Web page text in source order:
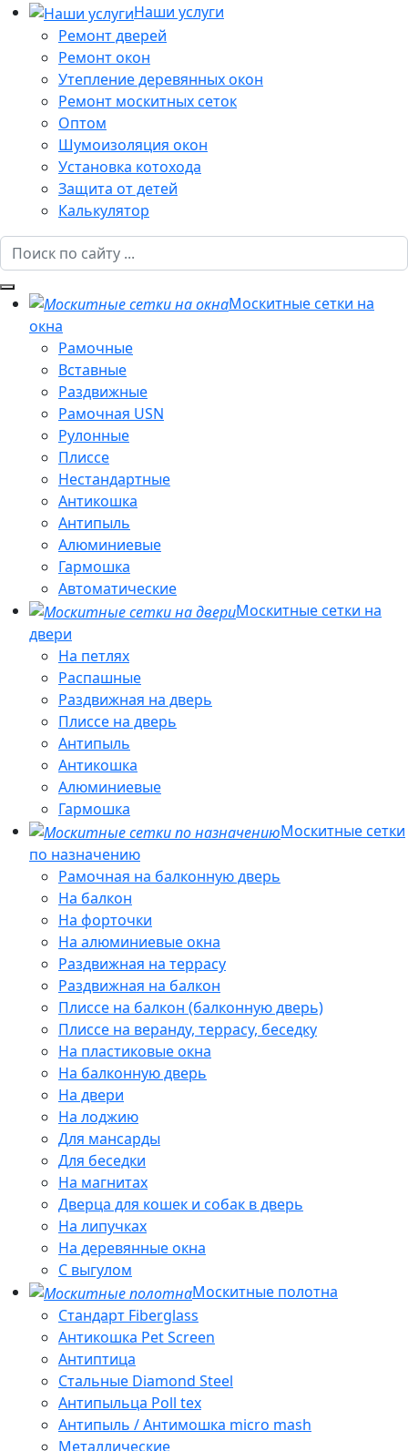
Наши услуги
Ремонт дверей
Ремонт окон
Утепление деревянных окон
Ремонт москитных сеток
Оптом
Шумоизоляция окон
Установка котохода
Защита от детей
Калькулятор
Москитные сетки на
окна
Рамочные
Вставные
Раздвижные
Рамочная USN
Рулонные
Плиссе
Нестандартные
Антикошка
Антипыль
Алюминиевые
Гармошка
Автоматические
Москитные сетки на
двери
На петлях
Распашные
Раздвижная на дверь
Плиссе на дверь
Антипыль
Антикошка
Алюминиевые
Гармошка
Москитные сетки
по назначению
Рамочная на балконную дверь
На балкон
На форточки
На алюминиевые окна
Раздвижная на террасу
Раздвижная на балкон
Плиссе на балкон (балконную дверь)
Плиссе на веранду, террасу, беседку
На пластиковые окна
На балконную дверь
На двери
На лоджию
Для мансарды
Для беседки
На магнитах
Дверца для кошек и собак в дверь
На липучках
На деревянные окна
С выгулом
Москитные полотна
Стандарт Fiberglass
Антикошка Pet Screen
Антиптица
Стальные Diamond Steel
Антипыльца Poll tex
Антипыль / Антимошка micro mash
Металлические